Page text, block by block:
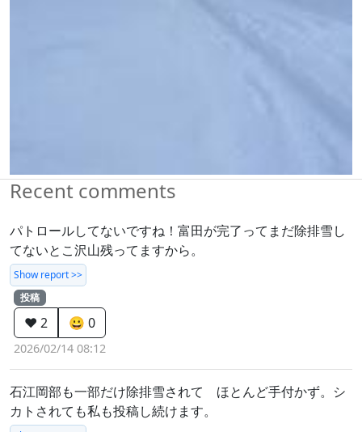
Recent comments
パトロールしてないですね！富田が完了ってまだ除排雪し
てないとこ沢山残ってますから。
Show report >>
投稿
❤️ 2 😀 0
2026/02/14 08:12
石江岡部も一部だけ除排雪されて ほとんど手付かず。シ
カトされても私も投稿し続けます。